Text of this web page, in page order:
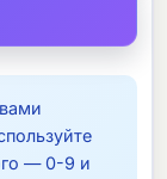
— 0-9 и